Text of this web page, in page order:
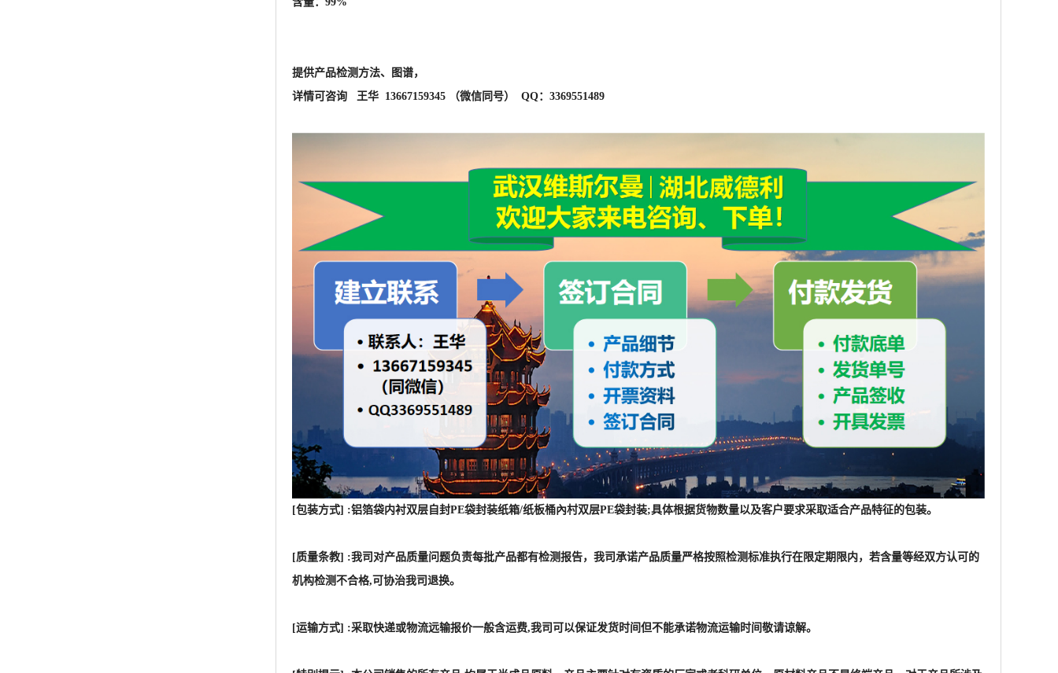
[包装方式] :铝箔袋内衬双层自封PE袋封装纸箱/纸板桶內村双层PE袋封装;具体根据货物数量以及客户要求采取适合产品特征的包装。
[质量条教] :我司对产品质量问题负责每批产品都有检测报告，我司承诺产品质量严格按照检测标准执行在限定期限内，若含量等经双方认可的
机构检测不合格,可协治我司退换。
[运输方式] :采取快递或物流远输报价一般含运费,我司可以保证发货时间但不能承诺物流运输时间敬请谅解。
的潜在功效和应用均来自公开发表的文献，未经过国家食品和药品监督管理局评估。产品仅用于工业应用或者科学研究等非医疗目的，不可用
于人类或者动物的临床诊断。个人购买本公司有权拒拒绝发货。发本店铺图片、产品信息，仅做参考，以实物为准。